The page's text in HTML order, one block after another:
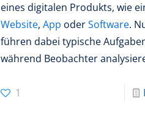
eines digitalen Produkts, wie
Website,App oderSoftware.
führen dabei typische
während Beobachter
1